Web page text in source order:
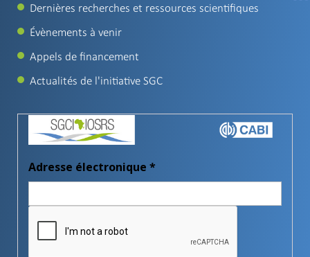
Dernières recherches et ressources scientifiques
Évènements à venir
Appels de financement
Actualités de l'initiative SGC